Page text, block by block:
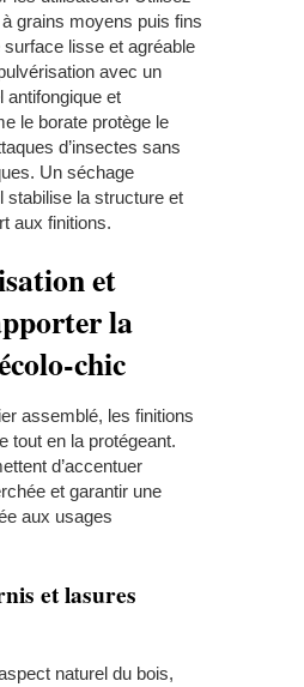
grains moyens puis fins
surface lisse et agréable
avec un
antifongique et
le borate protège le
d’insectes sans
Un séchage
stabilise la structure et
aux finitions.
et
la
chic
assemblé, les finitions
tout en la protégeant.
d’accentuer
et garantir une
aux usages
et lasures
naturel du bois,